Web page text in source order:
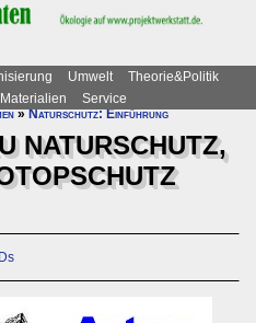
Umwelt
Theorie&Politik
Materialien
Service
»Naturschutz: Einführung
NATURSCHUTZ,